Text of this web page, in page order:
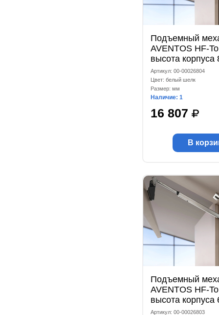
Подъемный
AVENTOS HF-
высота корпуса
мм,
мощности
комплект,
Артикул: 00-00026804
Цвет: белый шелк
Размер: мм
Наличие: 1
16 807
В
Подъемный
AVENTOS HF-
высота корпуса
мм,
Артикул: 00-00026803